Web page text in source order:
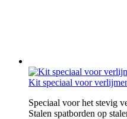
Kit speciaal voor
Speciaal voor het stevig
Stalen spatborden op